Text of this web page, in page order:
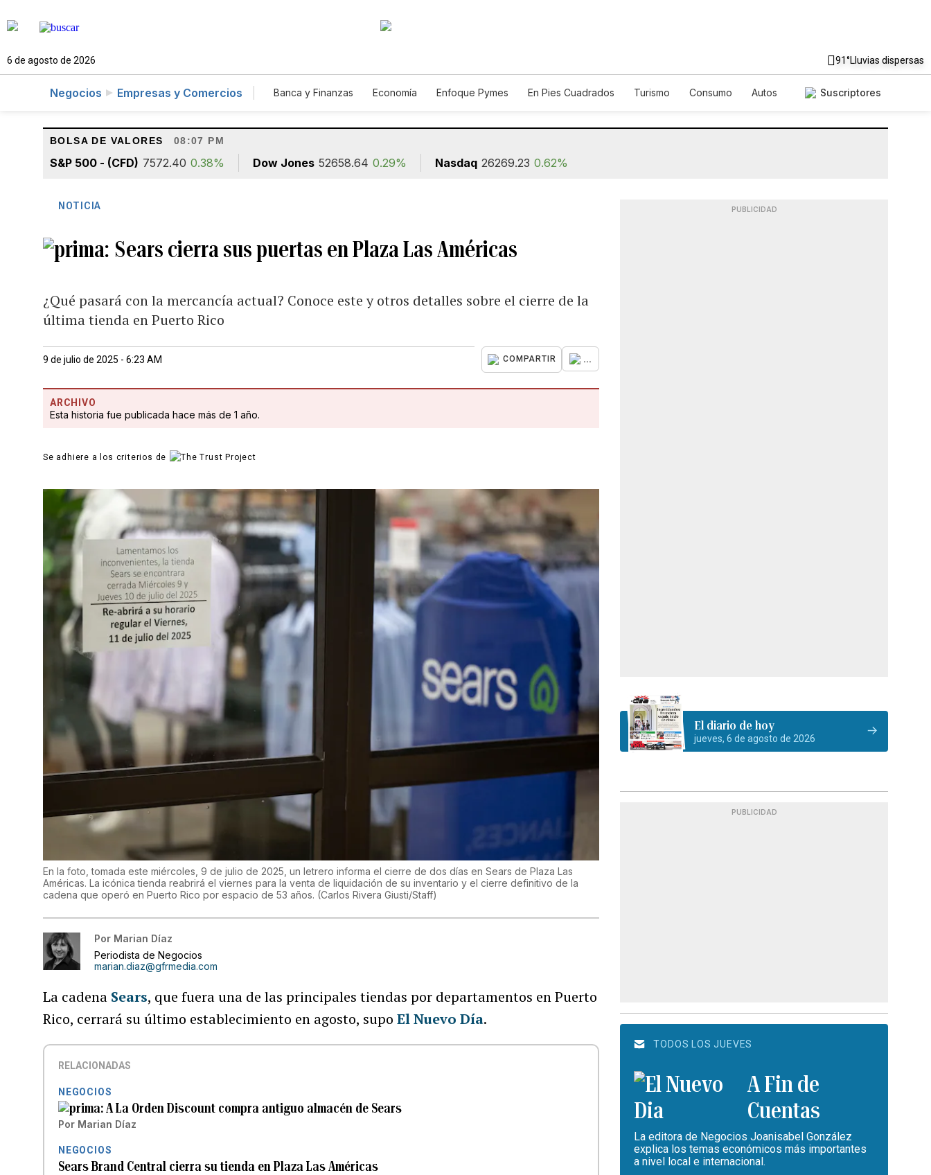
6 de agosto de 2026 91°Lluvias dispersas
Negocios Empresas y Comercios Banca y Finanzas Economía Enfoque Pymes En Pies Cuadrados Turismo Consumo
Autos
Suscriptores
BOLSA DE VALORES 08:07 PM
S&P 500 - (CFD) 7572.40 0.38% Dow Jones 52658.64 0.29% Nasdaq 26269.23 0.62%
NOTICIA
Sears cierra sus puertas en Plaza Las Américas
¿Qué pasará con la mercancía actual? Conoce este y otros detalles sobre el cierre de la
última tienda en Puerto Rico
9 de julio de 2025 - 6:23 AM COMPARTIR ...
ARCHIVO
Esta historia fue publicada hace más de 1 año.
Se adhiere a los criterios de
En la foto, tomada este miércoles, 9 de julio de 2025, un letrero informa el cierre de dos días en Sears de Plaza Las
Américas. La icónica tienda reabrirá el viernes para la venta de liquidación de su inventario y el cierre definitivo de la
cadena que operó en Puerto Rico por espacio de 53 años. (Carlos Rivera Giusti/Staff)
Por Marian Díaz
Periodista de Negocios
marian.diaz@gfrmedia.com
La cadena Sears, que fuera una de las principales tiendas por departamentos en Puerto
Rico, cerrará su último establecimiento en agosto, supoEl Nuevo Día.
RELACIONADAS
NEGOCIOS
A La Orden Discount compra antiguo almacén de Sears
Por Marian Díaz
NEGOCIOS
Sears Brand Central cierra su tienda en Plaza Las Américas
PUBLICIDAD
El diario de hoy
jueves, 6 de agosto de 2026
PUBLICIDAD
TODOS LOS JUEVES
A Fin de
Cuentas
La editora de Negocios Joanisabel González
explica los temas económicos más importantes
a nivel local e internacional.